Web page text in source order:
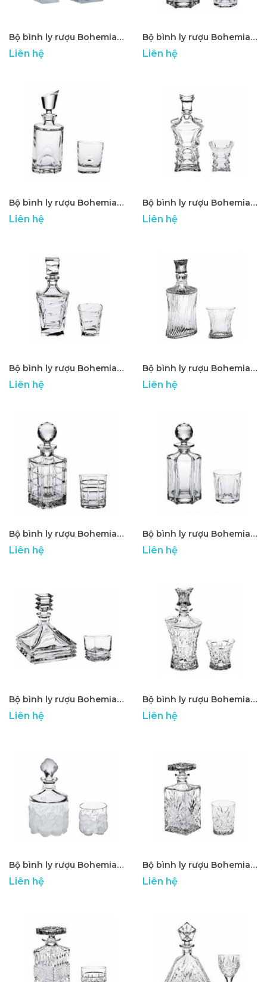
Bộ bình ly rượu Bohemia cao cấp ATP - 03
Liên hệ
Bộ bình ly rượu Bohemia cao cấp ATP - 04
Liên hệ
Bộ bình ly rượu Bohemia cao cấp ATP - 05
Liên hệ
Bộ bình ly rượu Bohemia cao cấp ATP - 06
Liên hệ
Bộ bình ly rượu Bohemia cao cấp ATP - 07
Liên hệ
Bộ bình ly rượu Bohemia cao cấp ATP - 08
Liên hệ
Bộ bình ly rượu Bohemia cao cấp ATP - 09
Liên hệ
Bộ bình ly rượu Bohemia cao cấp ATP - 10
Liên hệ
Bộ bình ly rượu Bohemia cao cấp ATP - 11
Liên hệ
Bộ bình ly rượu Bohemia cao cấp ATP - 12
Liên hệ
Bộ bình ly rượu Bohemia cao cấp ATP - 13
Liên hệ
Bộ bình ly rượu Bohemia cao cấp ATP - 14
Liên hệ